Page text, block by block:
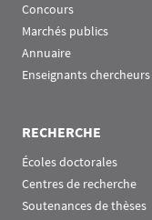
Concours
Marchés publics
Annuaire
Enseignants chercheurs
RECHERCHE
Écoles doctorales
Centres de recherche
Soutenances de thèses